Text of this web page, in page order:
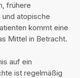
frühere
und atopische
kommt eine
Mittel in Betracht.
auf ein
ist regelmäßig